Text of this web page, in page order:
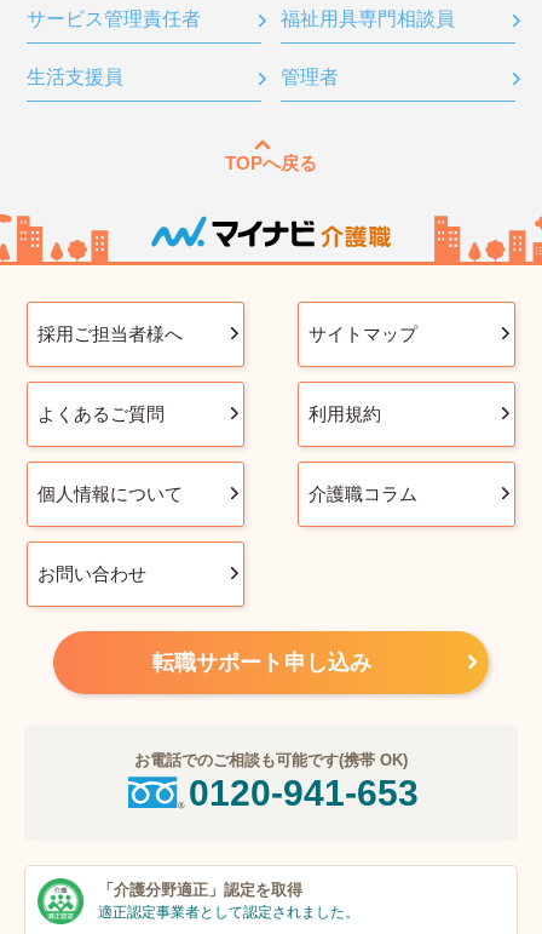
サービス管理責任者 福祉用具専門相談員
生活支援員 管理者
TOPへ戻る
採用ご担当者様へ サイトマップ
よくあるご質問 利用規約
個人情報について 介護職コラム
お問い合わせ
転職サポート申し込み
お電話でのご相談も可能です(携帯 OK)
0120-941-653
「介護分野適正」 認定を取得
適正認定事業者として認定されました。